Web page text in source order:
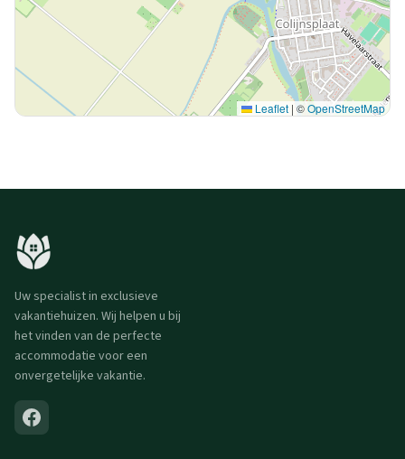
Leaflet | ©OpenStreetMap
Uw specialist in exclusieve
vakantiehuizen. Wij helpen u bij
het vinden van de perfecte
accommodatie voor een
onvergetelijke vakantie.